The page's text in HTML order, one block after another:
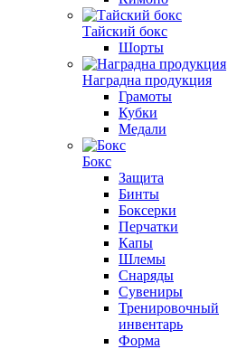
Тайский бокс
Шорты
Наградна продукция
Грамоты
Кубки
Медали
Бокс
Защита
Бинты
Боксерки
Перчатки
Капы
Шлемы
Снаряды
Сувениры
Тренировочный
инвентарь
Форма